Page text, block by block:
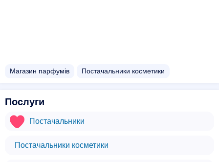
Магазин парфумів Постачальники косметики
Послуги
Постачальники
Постачальники косметики